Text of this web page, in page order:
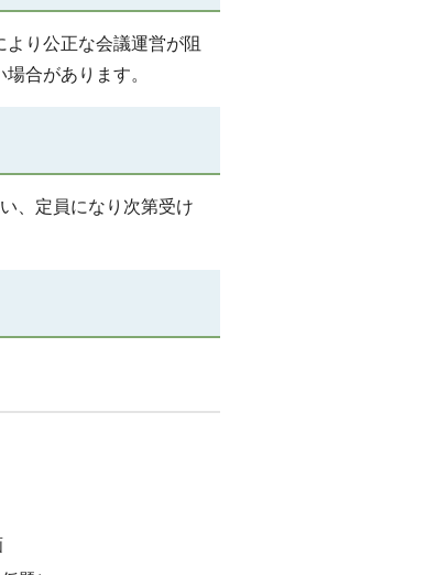
り公正な会議運営が阻
合があります。
、定員になり次第受け